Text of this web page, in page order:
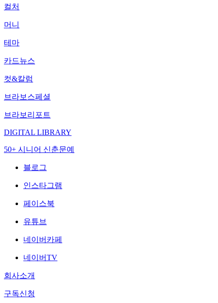
컬처
머니
테마
카드뉴스
컷&칼럼
브라보스페셜
브라보리포트
DIGITAL LIBRARY
50+ 시니어 신춘문예
블로그
인스타그램
페이스북
유튜브
네이버카페
네이버TV
회사소개
구독신청